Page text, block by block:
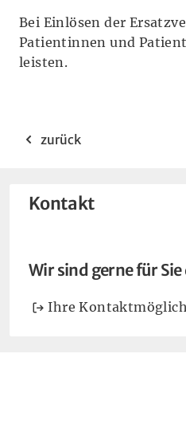
Bei Einlösen der
Patientinnen und
leisten.
zurück
Kontakt
Wir sind gerne für Sie
Ihre